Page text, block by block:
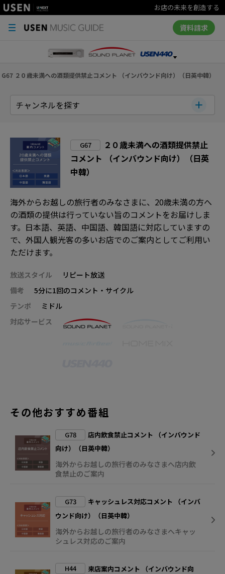
お店の未来を創造する
資料請求
G67 ２０歳未満への酒類提供禁止コメント （インバウンド向け）（日英中韓）
チャンネルを探す
G67
２０歳未満への酒類提供禁止
コメント （インバウンド向け）（日英
中韓）
海外からお越しの旅行者のみなさまに、20歳未満の方へ
の酒類の提供は行っていない旨のコメントをお届けしま
す。日本語、英語、中国語、韓国語に対応していますの
で、外国人観光客の多いお店でのご案内としてご利用い
ただけます。
放送スタイル
リピート放送
備考
5分に1回のコメント・サイクル
テンポ
ミドル
対応サービス
その他おすすめ番組
G78
店内飲食禁止コメント （インバウンド
向け）（日英中韓）
海外からお越しの旅行者のみなさまへ店内飲
食禁止のご案内
G73
キャッシュレス対応コメント （インバ
ウンド向け）（日英中韓）
海外からお越しの旅行者のみなさまへキャッ
シュレス対応のご案内
H44
来店案内コメント （インバウンド向